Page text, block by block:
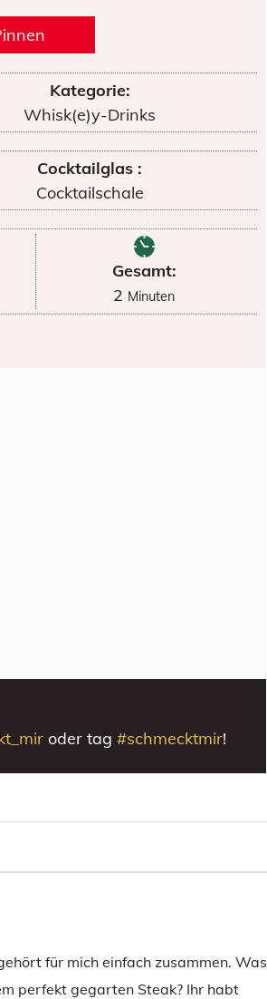
Kategorie:
Whisk(e)y-Drinks
Cocktailglas :
Cocktailschale
Gesamt:
2 Minuten
oder tag #schmecktmir!
für mich einfach zusammen. Was
perfekt gegarten Steak? Ihr habt